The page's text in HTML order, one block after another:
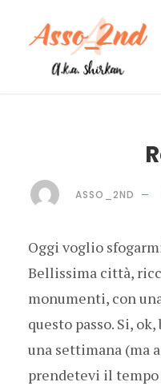
ASSO_2ND
Oggi voglio
Bellissima città,
monumenti, con
questo passo. Si,
una settimana (ma
prendetevi il tempo